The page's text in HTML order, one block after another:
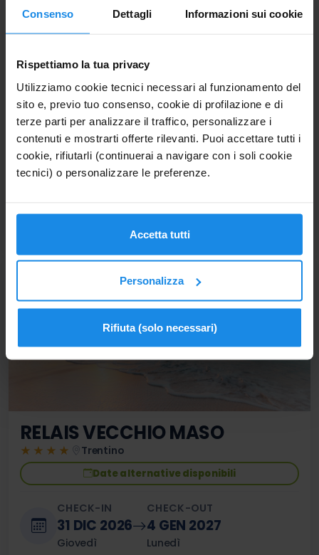
Consenso Dettagli Informazioni sui cookie
Rispettiamo la tua privacy
Utilizziamo cookie tecnici necessari al funzionamento del
sito e, previo tuo consenso, cookie di profilazione e di
terze parti per analizzare il traffico, personalizzare i
contenuti e mostrarti offerte rilevanti. Puoi accettare tutti i
cookie, rifiutarli (continuerai a navigare con i soli cookie
tecnici) o personalizzare le preferenze.
Accetta tutti
Personalizza
Rifiuta (solo necessari)
piccolo borgo di montagna alle porte delle Dolomiti del
31 DIC 2026
Giovedì
4 GEN 2027
Lunedì
983€
884€4 notti
MEZZA PENSIONE
Per 2 Adulti
VEDI CAMERE
RELAIS VECCHIO MASO
★★★★
Trentino
Date alternative disponibili
CHECK-IN
31 DIC 2026
Giovedì
CHECK-OUT
4 GEN 2027
Lunedì